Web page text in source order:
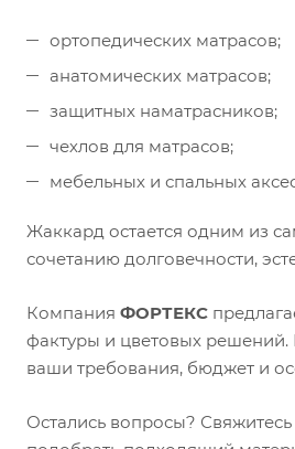
ортопедических матрасов;
анатомических матрасов;
защитных наматрасников;
чехлов для матрасов;
мебельных и спальных
Жаккард остается одним из
сочетанию долговечности,
Компания ФОРТЕКС
фактуры и цветовых решений.
ваши требования, бюджет и
Остались вопросы?